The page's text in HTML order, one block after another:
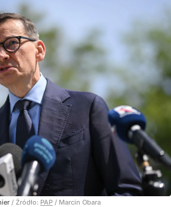
/ Źródło: PAP / Marcin Obara